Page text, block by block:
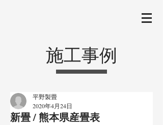
施工事例
新畳 / 熊本県産畳表
平野製畳
2020年4月24日